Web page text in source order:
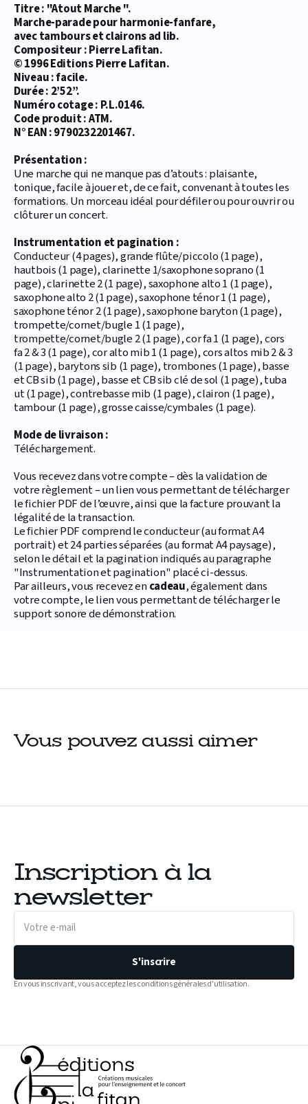
Titre : "Atout Marche ".
Marche-parade pour harmonie-fanfare,
avec tambours et clairons ad lib.
Compositeur : Pierre Lafitan.
© 1996 Editions Pierre Lafitan.
Niveau : facile.
Durée : 2’52’’.
Numéro cotage : P.L.0146.
Code produit : ATM.
N° EAN : 9790232201467.
Présentation :
Une marche qui ne manque pas d’atouts : plaisante,
tonique, facile à jouer et, de ce fait, convenant à toutes les
formations. Un morceau idéal pour défiler ou pour ouvrir ou
clôturer un concert.
Instrumentation et pagination :
Conducteur (4 pages), grande flûte/piccolo (1 page),
hautbois (1 page), clarinette 1/saxophone soprano (1
page), clarinette 2 (1 page), saxophone alto 1 (1 page),
saxophone alto 2 (1 page), saxophone ténor 1 (1 page),
saxophone ténor 2 (1 page), saxophone baryton (1 page),
trompette/cornet/bugle 1 (1 page),
trompette/cornet/bugle 2 (1 page), cor fa 1 (1 page), cors
fa 2 & 3 (1 page), cor alto mib 1 (1 page), cors altos mib 2 & 3
(1 page), barytons sib (1 page), trombones (1 page), basse
et CB sib (1 page), basse et CB sib clé de sol (1 page), tuba
ut (1 page), contrebasse mib (1 page), clairon (1 page),
tambour (1 page), grosse caisse/cymbales (1 page).
Mode de livraison :
Téléchargement.
Vous recevez dans votre compte – dès la validation de
votre règlement – un lien vous permettant de télécharger
le fichier PDF de l’œuvre, ainsi que la facture prouvant la
légalité de la transaction.
Le fichier PDF comprend le conducteur (au format A4
portrait) et 24 parties séparées (au format A4 paysage),
selon le détail et la pagination indiqués au paragraphe
"Instrumentation et pagination" placé ci-dessus.
Par ailleurs, vous recevez encadeau, également dans
votre compte, le lien vous permettant de télécharger le
support sonore de démonstration.
Vous pouvez aussi aimer
Inscription à la
newsletter
Votre
mail
S'inscrire
En vous inscrivant, vous acceptez les conditions générales d'utilisation.